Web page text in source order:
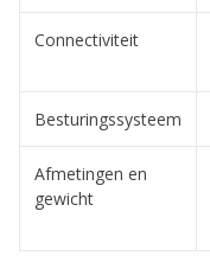
Connectiviteit
Besturingssysteem
Afmetingen en
gewicht